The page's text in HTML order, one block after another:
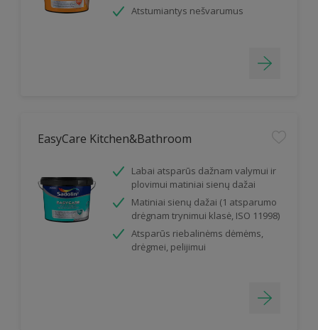
Atstumiantys nešvarumus
EasyCare Kitchen&Bathroom
Labai atsparūs dažnam valymui ir
plovimui matiniai sienų dažai
Matiniai sienų dažai (1 atsparumo
drėgnam trynimui klasė, ISO 11998)
Atsparūs riebalinėms dėmėms,
drėgmei, pelijimui